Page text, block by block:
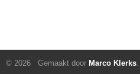
© 2026 Gemaakt door Marco Klerks